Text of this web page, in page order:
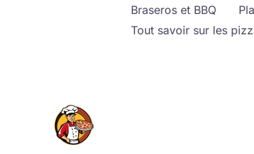
Braseros et BBQ
Tout savoir sur les